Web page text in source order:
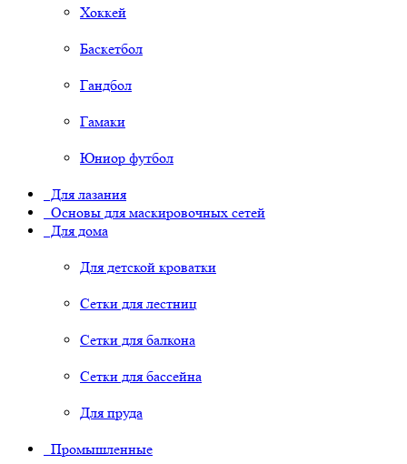
Хоккей
Баскетбол
Гандбол
Гамаки
Юниор футбол
Для лазания
Основы для маскировочных сетей
Для дома
Для детской кроватки
Сетки для лестниц
Сетки для балкона
Сетки для бассейна
Для пруда
Промышленные